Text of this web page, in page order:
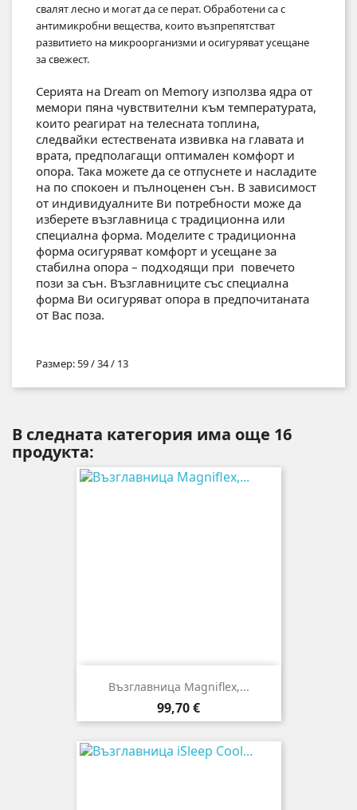
свалят лесно и могат да се перат. Обработени са с
антимикробни вещества, които възпрепятстват
развитието на микроорганизми и осигуряват усещане
за свежест.
Серията на Dream on Memory използва ядра от
мемори пяна чувствителни към температурата,
които реагират на телесната топлина,
следвайки естествената извивка на главата и
врата, предполагащи оптимален комфорт и
опора. Така можете да се отпуснете и насладите
на по спокоен и пълноценен сън. В зависимост
от индивидуалните Ви потребности може да
изберете възглавница с традиционна или
специална форма. Моделите с традиционна
форма осигуряват комфорт и усещане за
стабилна опора – подходящи при повечето
пози за сън. Възглавниците със специална
форма Ви осигуряват опора в предпочитаната
от Вас поза.
Размер: 59 / 34 / 13
В следната категория има още 16
продукта:
Възглавница Magniflex,...
Цена
99,70 €